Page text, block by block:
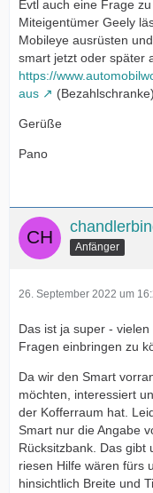
Evtl auch eine Frage
Miteigentümer Geely
Mobileye ausrüsten
smart jetzt oder später
https://
aus
(Bezahlschranke).
Gerüße
Pano
Anfänger
26. September 2022 um
Das ist ja super -
Fragen einbringen zu
Da wir den Smart
möchten, interessiert
der Kofferraum hat.
Smart nur die Angabe
Rücksitzbank. Das gibt
riesen Hilfe wären fürs
hinsichtlich Breite und